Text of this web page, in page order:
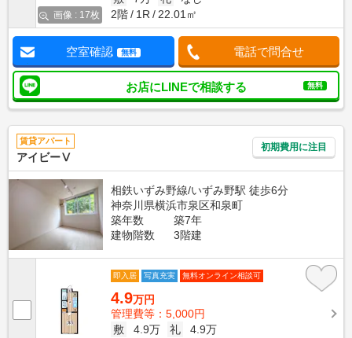
画像 : 17枚
2階
1R 22.01㎡
空室確認 無料 電話で問合せ
お店にLINEで相談する 無料
賃貸アパート
アイビーⅤ
初期費用に注目
相鉄いずみ野線/いずみ野駅 徒歩6分
神奈川県横浜市泉区和泉町
築年数
築7年
建物階数
3階建
即入居 写真充実 無料オンライン相談可
4.9万円
管理費等：5,000円
敷
4.9万 礼
4.9万